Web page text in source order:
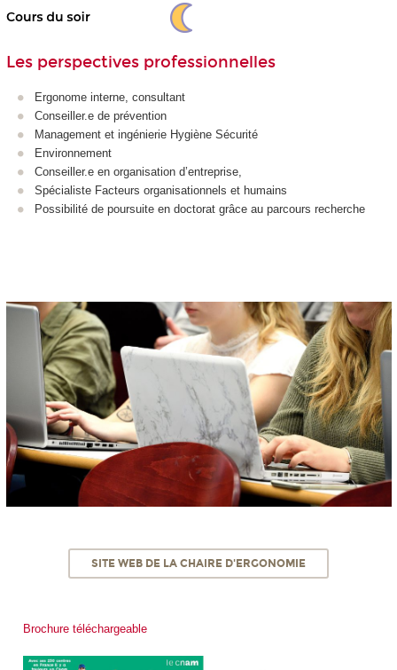
Les perspectives professionnelles
Ergonome interne, consultant
Conseiller.e de prévention
Management et ingénierie Hygiène Sécurité
Environnement
Conseiller.e en organisation d’entreprise,
Spécialiste Facteurs organisationnels et humains
Possibilité de poursuite en doctorat grâce au parcours recherche
SITE WEB DE LA CHAIRE D'ERGONOMIE
Brochure téléchargeable